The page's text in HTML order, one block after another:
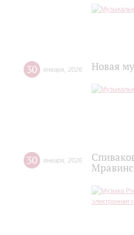
30 января 2026 Новая
30 января 2026